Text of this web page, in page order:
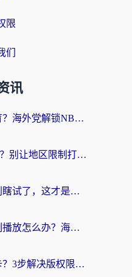
限
们
讯
在美国如何看腾讯体育？海外党解锁NBA欧洲杯直播的终极攻略
在国外如何看B站动漫？别让地区限制打断你的追番节奏
海外看爱奇艺破解？别瞎试了，这才是留学生华人追剧看球的正确打开方式
央视影音海外地区限制播放怎么办？海外党亲测有效的回国加速指南
海外用网易云音乐总卡？3步解决版权限制+卡顿，还能听喜马拉雅！